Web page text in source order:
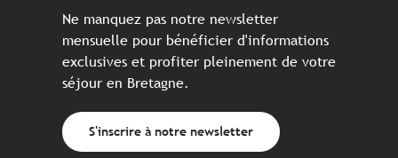
Ne manquez pas notre newsletter
mensuelle pour bénéficier d'informations
exclusives et profiter pleinement de votre
séjour en Bretagne.
S'inscrire à notre newsletter